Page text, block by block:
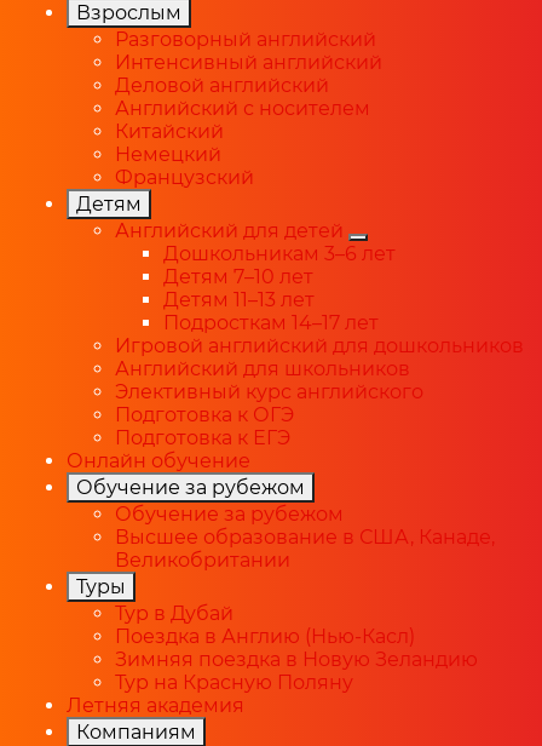
Взрослым
Разговорный английский
Интенсивный английский
Деловой английский
Английский с носителем
Китайский
Немецкий
Французский
Детям
Английский для детей
Дошкольникам 3–6 лет
Детям 7–10 лет
Детям 11–13 лет
Подросткам 14–17 лет
Игровой английский для дошкольников
Английский для школьников
Элективный курс английского
Подготовка к ОГЭ
Подготовка к ЕГЭ
Онлайн обучение
Обучение за рубежом
Обучение за рубежом
Высшее образование в США, Канаде,
Великобритании
Туры
Тур в Дубай
Поездка в Англию (Нью-Касл)
Зимняя поездка в Новую Зеландию
Тур на Красную Поляну
Летняя академия
Компаниям